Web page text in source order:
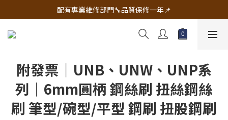
🔧電動工具&五金唯一首選 宇慶五金網拍🔧
配有專業維修部門🔧品質保修一年📌
🔧電動工具&五金唯一首選 宇慶五金網拍🔧
附發票｜UNB、UNW、UNP系
列｜6mm圓柄 鋼絲刷 扭絲鋼絲
刷 筆型/碗型/平型 鋼刷 扭股鋼刷